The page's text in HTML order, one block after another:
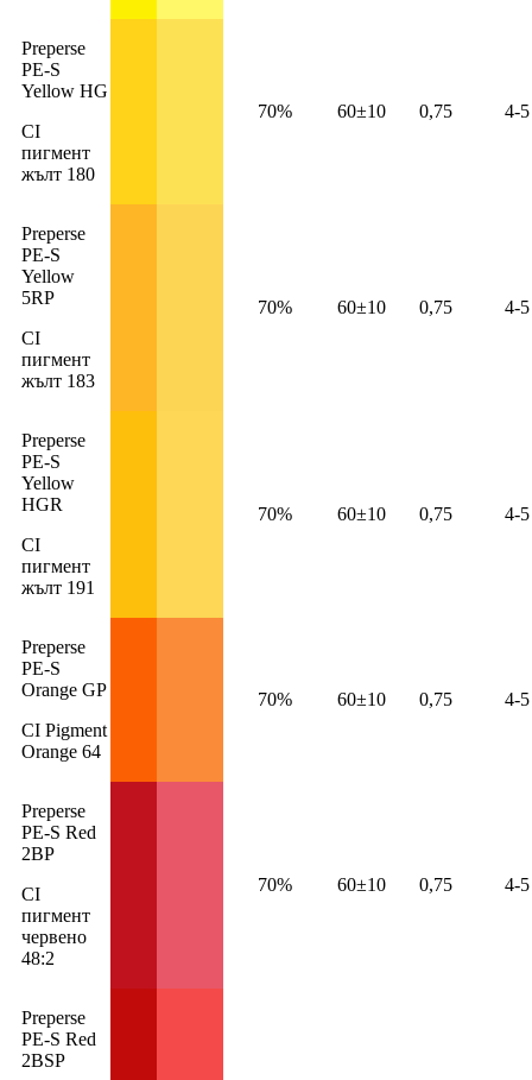
Preperse
PE-S
Yellow HG
CI
пигмент
жълт 180
70% 60±10 0,75 4-5
Preperse
PE-S
Yellow
5RP
CI
пигмент
жълт 183
70% 60±10 0,75 4-5
Preperse
PE-S
Yellow
HGR
CI
пигмент
жълт 191
70% 60±10 0,75 4-5
Preperse
PE-S
Orange GP
CI Pigment
Orange 64
70% 60±10 0,75 4-5
Preperse
PE-S Red
2BP
CI
пигмент
червено
48:2
70% 60±10 0,75 4-5
Preperse
PE-S Red
2BSP